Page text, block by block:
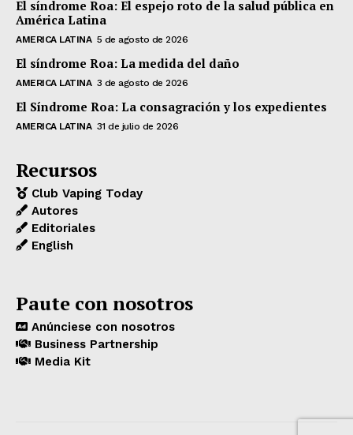
El síndrome Roa: El espejo roto de la salud pública en
América Latina
AMERICA LATINA 5 de agosto de 2026
El síndrome Roa: La medida del daño
AMERICA LATINA 3 de agosto de 2026
El Síndrome Roa: La consagración y los expedientes
AMERICA LATINA 31 de julio de 2026
Recursos
Club Vaping Today
Autores
Editoriales
English
Paute con nosotros
Anúnciese con nosotros
Business Partnership
Media Kit